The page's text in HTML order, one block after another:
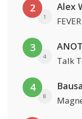
2
1
Alex
3
4 Talk
4
8